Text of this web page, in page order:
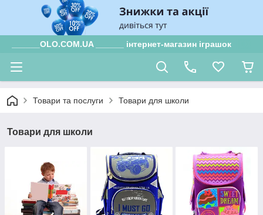
______OLO.COM.UA ______ інтернет-магазин іграшок
Товари та послуги Товари для школи
Товари для школи